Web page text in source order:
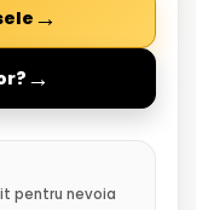
→
→
pentru nevoia